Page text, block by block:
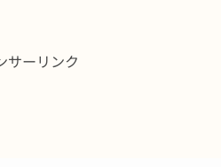
サーリンク